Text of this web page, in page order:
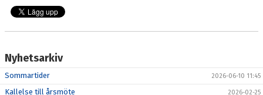
Nyhetsarkiv
Sommartider 2026-06-10 11:45
Kallelse till årsmöte 2026-02-25